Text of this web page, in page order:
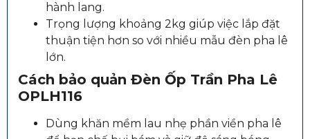
hành lang.
Trọng lượng khoảng 2kg giúp việc lắp đặt
thuận tiện hơn so với nhiều mẫu đèn pha lê
lớn.
Cách bảo quản Đèn Ốp Trần Pha Lê
OPLH116
Dùng khăn mềm lau nhẹ phần viền pha lê